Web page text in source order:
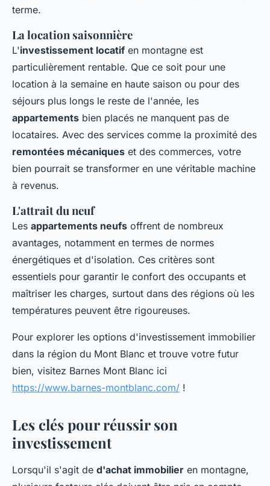
terme.
La location saisonnière
L'investissement locatif en montagne est
particulièrement rentable. Que ce soit pour une
location à la semaine en haute saison ou pour des
séjours plus longs le reste de l'année, les
appartements bien placés ne manquent pas de
locataires. Avec des services comme la proximité des
remontées mécaniques et des commerces, votre
bien pourrait se transformer en une véritable machine
à revenus.
L'attrait du neuf
Les appartements neufs offrent de nombreux
avantages, notamment en termes de normes
énergétiques et d'isolation. Ces critères sont
essentiels pour garantir le confort des occupants et
maîtriser les charges, surtout dans des régions où les
températures peuvent être rigoureuses.
Pour explorer les options d'investissement immobilier
dans la région du Mont Blanc et trouve votre futur
bien, visitez Barnes Mont Blanc ici
https://www.barnes-montblanc.com/ !
Les clés pour réussir son
investissement
Lorsqu'il s'agit de d'achat immobilier en montagne,